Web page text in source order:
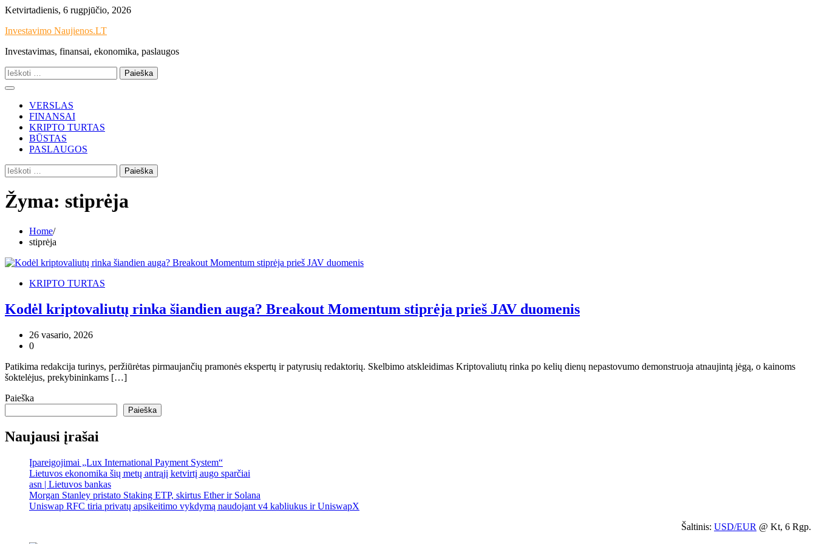
Skip
content
Ketvirtadienis, 6 rugpjūčio, 2026
Investavimo Naujienos.LT
Investavimas, finansai, ekonomika, paslaugos
Ieškoti:
VERSLAS
FINANSAI
KRIPTO TURTAS
BŪSTAS
PASLAUGOS
Ieškoti:
Žyma: stiprėja
Home
stiprėja
KRIPTO TURTAS
Kodėl kriptovaliutų rinka šiandien auga? Breakout Momentum stiprėja prieš JAV duomenis
26 vasario, 2026
0
Patikima redakcija turinys, peržiūrėtas pirmaujančių pramonės ekspertų ir patyrusių redaktorių. Skelbimo atskleidimas Kriptovaliutų rinka po kelių dienų nepastovumo demonstruoja atnaujintą jėgą, o kainoms
šoktelėjus, prekybininkams […]
Paieška
Paieška
Naujausi įrašai
Įpareigojimai „Lux International Payment System“
Lietuvos ekonomika šių metų antrąjį ketvirtį augo sparčiai
asn | Lietuvos bankas
Morgan Stanley pristato Staking ETP, skirtus Ether ir Solana
Uniswap RFC tiria privatų apsikeitimo vykdymą naudojant v4 kabliukus ir UniswapX
Šaltinis: USD/EUR @ Kt, 6 Rgp.